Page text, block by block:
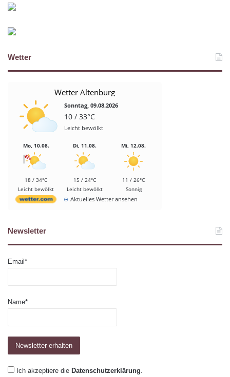
Wetter
Wetter Altenburg
Sonntag, 09.08.2026
10 / 33°C
Leicht bewölkt
Mo, 10.08.
18 / 34°C
Leicht bewölkt
Di, 11.08.
15 / 24°C
Leicht bewölkt
Mi, 12.08.
11 / 26°C
Sonnig
Aktuelles Wetter ansehen
Newsletter
Email*
Name*
Ich akzeptiere die Datenschutzerklärung.